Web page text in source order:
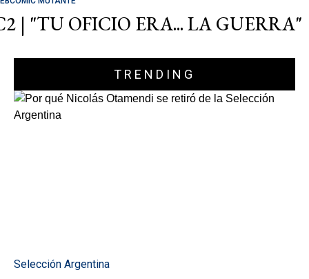
| "TU OFICIO ERA... LA GUERRA"
TRENDING
Selección Argentina